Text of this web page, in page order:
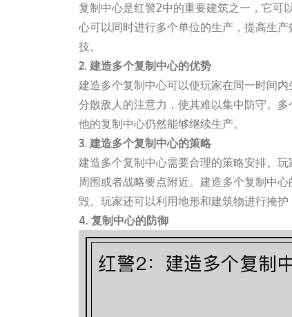
复制中心是红警2中的重要建筑之一，它可
心可以同时进行多个单位的生产，提高生
技。
2. 建造多个复制中心的优势
建造多个复制中心可以使玩家在同一时间
分散敌人的注意力，使其难以集中防守。
他的复制中心仍然能够继续生产。
3. 建造多个复制中心的策略
建造多个复制中心需要合理的策略安排。
周围或者战略要点附近。建造多个复制中
毁。玩家还可以利用地形和建筑物进行掩护
4. 复制中心的防御